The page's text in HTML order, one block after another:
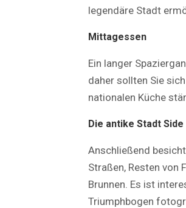
legendäre Stadt
Mittagessen
Ein langer
daher sollten Sie
nationalen Küche
Die antike Stadt Side
Anschließend
Straßen, Resten von
Brunnen. Es ist
Triumphbogen